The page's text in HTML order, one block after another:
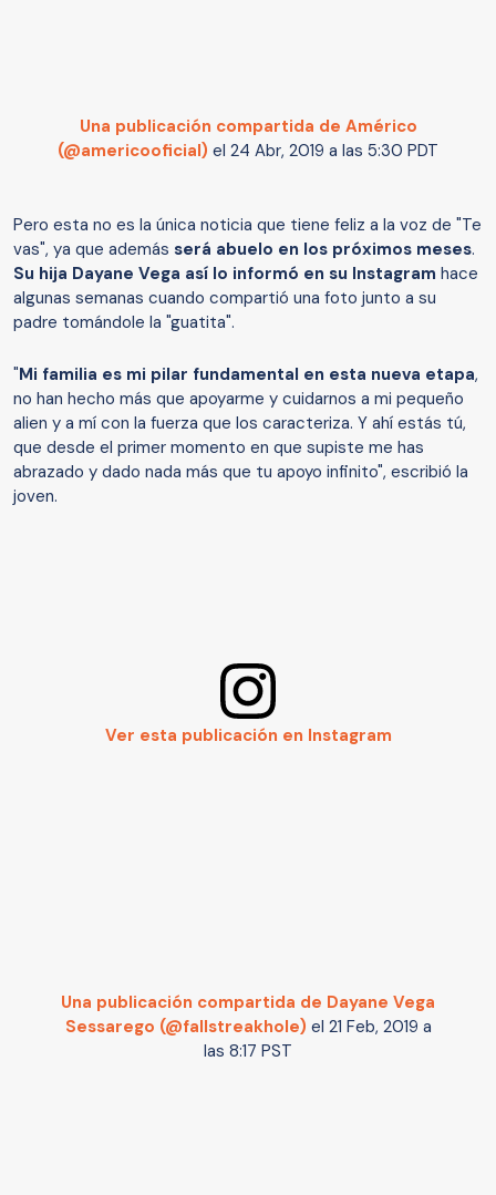
Una publicación compartida de Américo
(@americooficial) el 24 Abr, 2019 a las 5:30 PDT
Pero esta no es la única noticia que tiene feliz a la voz de "Te
vas", ya que además será abuelo en los próximos meses.
Su hija Dayane Vega así lo informó en su Instagram hace
algunas semanas cuando compartió una foto junto a su
padre tomándole la "guatita".
"Mi familia es mi pilar fundamental en esta nueva etapa,
no han hecho más que apoyarme y cuidarnos a mi pequeño
alien y a mí con la fuerza que los caracteriza. Y ahí estás tú,
que desde el primer momento en que supiste me has
abrazado y dado nada más que tu apoyo infinito", escribió la
joven.
Ver esta publicación en Instagram
Una publicación compartida de Dayane Vega
Sessarego (@fallstreakhole) el 21 Feb, 2019 a
las 8:17 PST